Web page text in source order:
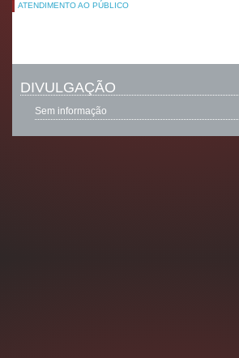
ATENDIMENTO AO PÚBLICO
DIVULGAÇÃO
Sem informação